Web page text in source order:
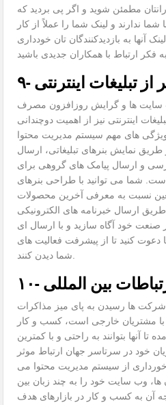
مطمئن شوید و اگر پی بردید که
شما ندارند و لینک شما را عملاً از کار
آنها به بازدیدکنندگان تان خودداری
از تبلیغات اینترنتی
سایت ها و گرایش روزافزون مصرف
اینترنتی نیز از اهمیت دوچندانی
های مهم سیستم مدیریت محتوا
نمایش بنرهای تبلیغاتی، ارسال
و ارسال پیامک های گروهی برای
است. شما می توانید با طراحی بنرهای
نسبت به معرفی آخرین محصولات
طریق ارسال خبرنامه های الکترونیکی
صنعت خود آگاه سازید و با ارسال ای
دعوت کنید تا از پیشرفت فعالیت های
بین المللی
شرکت ها رسیدن به پای میز مذاکرات
با مشتریان خارجی است، کسب و کار
آنها بتوانند به راحتی و با کمترین
خود در سرتاسر جهان ارتباط موثر
از سیستم مدیریت محتوا می
ها، وب سایت خود را به چند زبان بین
آن به کسب و کار در بازارهای هدف